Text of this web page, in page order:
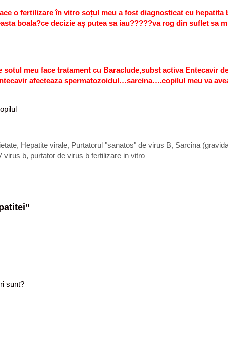
o fertilizare în vitro soțul meu a fost diagnosticat cu hepatita
boala?ce decizie aș putea sa iau?????va rog din suflet sa
meu face tratament cu Baraclude,subst activa Entecavir
afecteaza spermatozoidul…sarcina….copilul meu va
, Hepatite virale, Purtatorul "sanatos" de virus B, Sarcina
virus b, purtator de virus b fertilizare in vitro
”
sunt?